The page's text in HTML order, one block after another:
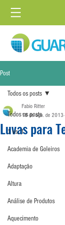
Post
Todos os posts
1 vs. 1
Academia de Goleiros
Adaptação
Altura
Análise de Produtos
Aquecimento
Todos os posts
Luvas para
Fabio Ritter
18 de ago. de 2013